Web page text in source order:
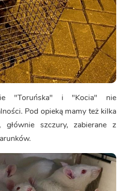
"Toruńska" i "Kocia" nie
Pod opieką mamy też kilka
głównie szczury, zabierane z